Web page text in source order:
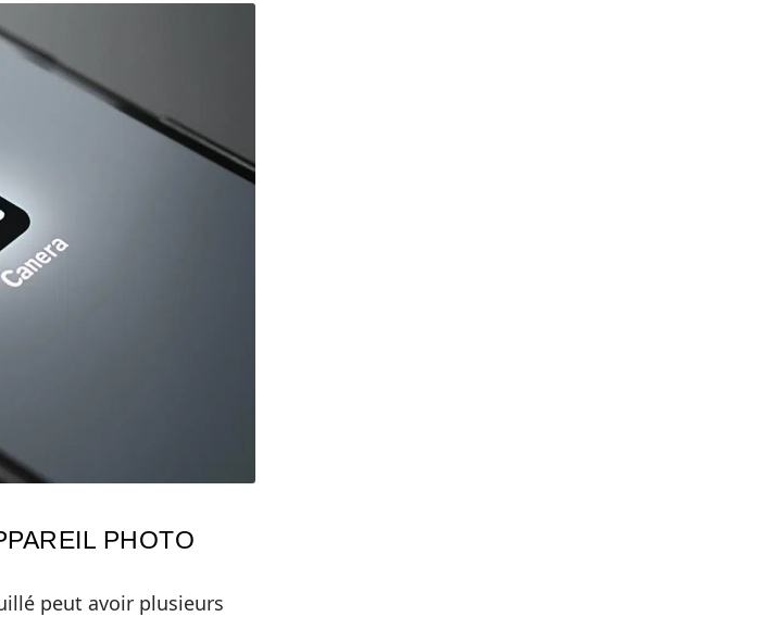
PHOTO
peut avoir plusieurs